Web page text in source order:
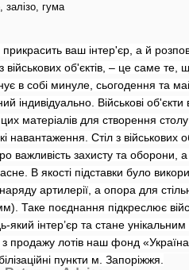
залізо, гума
ваш інтер'єр, а й
військових об'єктів, – це саме те,
в собі минуле, сьогодення та
індивідуально. Військові об'єкти
матеріалів для створення
навантаження. Стіл з військових
важливість захисту та
В якості підставки було
артилерії, а опора для
Таке поєднання підкреслює
який інтер’єр та стане
продажу лотів наш фонд
пункти м. Запоріжжя.